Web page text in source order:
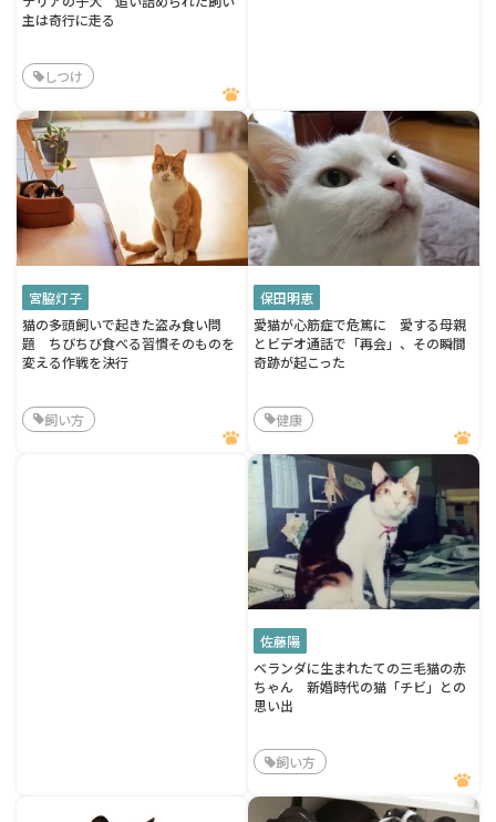
主は奇行に走る
しつけ
宮脇灯子
猫の多頭飼いで起きた盗み食い問
題 ちびちび食べる習慣そのものを
変える作戦を決行
飼い方
保田明恵
愛猫が心筋症で危篤に 愛する母親
とビデオ通話で「再会」、その瞬間
奇跡が起こった
健康
佐藤陽
ベランダに生まれたての三毛猫の赤
ちゃん 新婚時代の猫「チビ」との
思い出
飼い方